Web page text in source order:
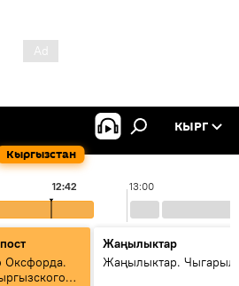
Кыргызстан
КЫРГ
13:00
12:42
Оксфорда.
Жаңылыктар
Жаңылыктар.